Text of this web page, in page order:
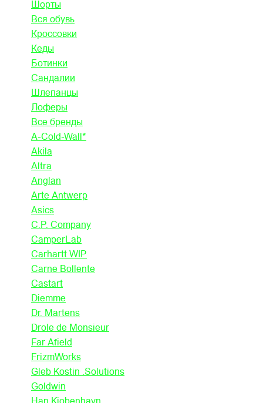
Шорты
Вся обувь
Кроссовки
Кеды
Ботинки
Сандалии
Шлепанцы
Лоферы
Все бренды
A-Cold-Wall*
Akila
Altra
Anglan
Arte Antwerp
Asics
C.P. Company
CamperLab
Carhartt WIP
Carne Bollente
Castart
Diemme
Dr. Martens
Drole de Monsieur
Far Afield
FrizmWorks
Gleb Kostin .Solutions
Goldwin